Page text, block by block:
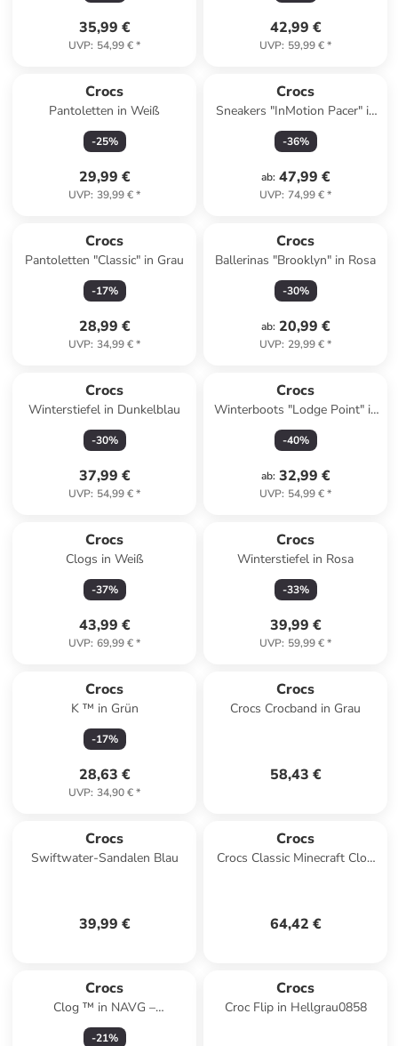
35,99 €
UVP: 54,99 €*
42,99 €
UVP: 59,99 €*
Crocs
Pantoletten in Weiß
-25%
29,99 €
UVP: 39,99 €*
Crocs
Sneakers "InMotion Pacer" in
Schwarz
-36%
ab: 47,99 €
UVP: 74,99 €*
Crocs
Pantoletten "Classic" in Grau
-17%
28,99 €
UVP: 34,99 €*
Crocs
Ballerinas "Brooklyn" in Rosa
-30%
ab: 20,99 €
UVP: 29,99 €*
Crocs
Winterstiefel in Dunkelblau
-30%
37,99 €
UVP: 54,99 €*
Crocs
Winterboots "Lodge Point" in
Dunkelblau/ Grau
-40%
ab: 32,99 €
UVP: 54,99 €*
Crocs
Clogs in Weiß
-37%
43,99 €
UVP: 69,99 €*
Crocs
Winterstiefel in Rosa
-33%
39,99 €
UVP: 59,99 €*
Crocs
K ™ in Grün
-17%
28,63 €
UVP: 34,90 €*
Crocs
Crocs Crocband in Grau
58,43 €
Crocs
Swiftwater-Sandalen Blau
39,99 €
Crocs
Crocs Classic Minecraft Clog
64,42 €
Crocs
Clog ™ in NAVG –
Marineblau/Grün
-21%
Crocs
Croc Flip in Hellgrau0858